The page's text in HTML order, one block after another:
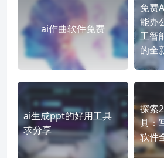
ai作曲软件免费
免费
能办
工智
的全
ai生成ppt的好用工具
求分享
探索
具：
软件